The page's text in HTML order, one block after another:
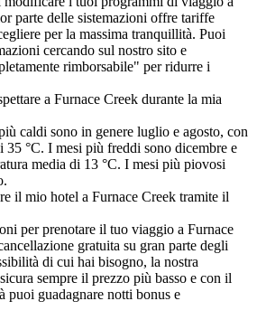
parte delle sistemazioni offre tariffe
per la massima tranquillità. Puoi
cercando sul nostro sito e
rimborsabile" per ridurre i
a Furnace Creek durante la mia
caldi sono in genere luglio e agosto, con
35 °C. I mesi più freddi sono dicembre e
media di 13 °C. I mesi più piovosi
il mio hotel a Furnace Creek tramite il
per prenotare il tuo viaggio a Furnace
gratuita su gran parte degli
di cui hai bisogno, la nostra
sempre il prezzo più basso e con il
puoi guadagnare notti bonus e